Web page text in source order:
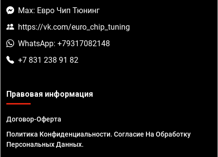
Max: Евро Чип Тюнинг
https://vk.com/euro_chip_tuning
WhatsApp: +79317082148
+7 831 238 91 82
Правовая информация
Договор-Оферта
Политика Конфиденциальности. Согласие На Обработку
Персональных Данных.